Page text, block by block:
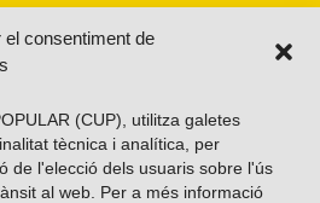
el consentiment de
(CUP), utilitza galetes
tècnica i analítica, per
de l'elecció dels usuaris sobre l'ús
al web. Per a més informació